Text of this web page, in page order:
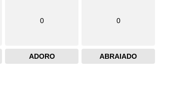
0
ADORO
0
ABRAIADO